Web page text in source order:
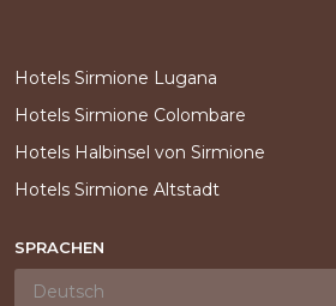
Hotels Sirmione Lugana
Hotels Sirmione Colombare
Hotels Halbinsel von Sirmione
Hotels Sirmione Altstadt
SPRACHEN